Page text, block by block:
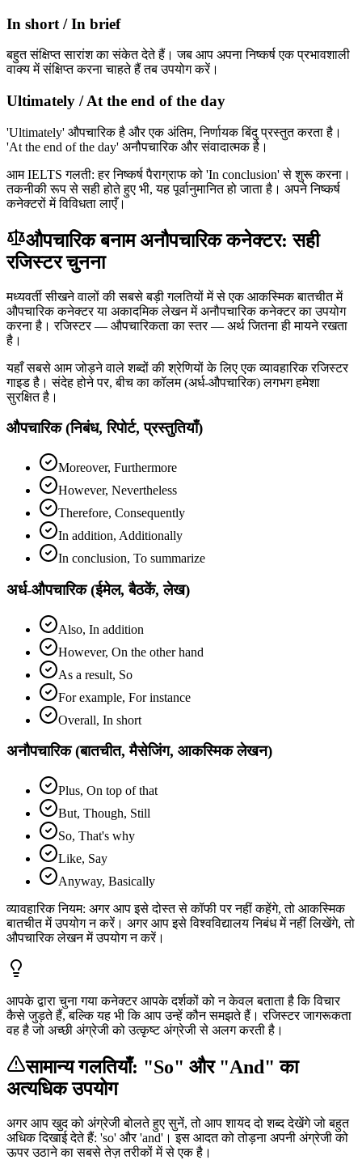
In short / In brief
बहुत संक्षिप्त सारांश का संकेत देते हैं। जब आप अपना निष्कर्ष एक प्रभावशाली
वाक्य में संक्षिप्त करना चाहते हैं तब उपयोग करें।
Ultimately / At the end of the day
'Ultimately' औपचारिक है और एक अंतिम, निर्णायक बिंदु प्रस्तुत करता है।
'At the end of the day' अनौपचारिक और संवादात्मक है।
आम IELTS गलती: हर निष्कर्ष पैराग्राफ को 'In conclusion' से शुरू करना।
तकनीकी रूप से सही होते हुए भी, यह पूर्वानुमानित हो जाता है। अपने निष्कर्ष
कनेक्टरों में विविधता लाएँ।
औपचारिक बनाम अनौपचारिक कनेक्टर: सही
रजिस्टर चुनना
मध्यवर्ती सीखने वालों की सबसे बड़ी गलतियों में से एक आकस्मिक बातचीत में
औपचारिक कनेक्टर या अकादमिक लेखन में अनौपचारिक कनेक्टर का उपयोग
करना है। रजिस्टर — औपचारिकता का स्तर — अर्थ जितना ही मायने रखता
है।
यहाँ सबसे आम जोड़ने वाले शब्दों की श्रेणियों के लिए एक व्यावहारिक रजिस्टर
गाइड है। संदेह होने पर, बीच का कॉलम (अर्ध-औपचारिक) लगभग हमेशा
सुरक्षित है।
औपचारिक (निबंध, रिपोर्ट, प्रस्तुतियाँ)
Moreover, Furthermore
However, Nevertheless
Therefore, Consequently
In addition, Additionally
In conclusion, To summarize
अर्ध-औपचारिक (ईमेल, बैठकें, लेख)
Also, In addition
However, On the other hand
As a result, So
For example, For instance
Overall, In short
अनौपचारिक (बातचीत, मैसेजिंग, आकस्मिक लेखन)
Plus, On top of that
But, Though, Still
So, That's why
Like, Say
Anyway, Basically
व्यावहारिक नियम: अगर आप इसे दोस्त से कॉफी पर नहीं कहेंगे, तो आकस्मिक
बातचीत में उपयोग न करें। अगर आप इसे विश्वविद्यालय निबंध में नहीं लिखेंगे, तो
औपचारिक लेखन में उपयोग न करें।
आपके द्वारा चुना गया कनेक्टर आपके दर्शकों को न केवल बताता है कि विचार
कैसे जुड़ते हैं, बल्कि यह भी कि आप उन्हें कौन समझते हैं। रजिस्टर जागरूकता
वह है जो अच्छी अंग्रेजी को उत्कृष्ट अंग्रेजी से अलग करती है।
सामान्य गलतियाँ: "So" और "And" का
अत्यधिक उपयोग
अगर आप खुद को अंग्रेजी बोलते हुए सुनें, तो आप शायद दो शब्द देखेंगे जो बहुत
अधिक दिखाई देते हैं: 'so' और 'and'। इस आदत को तोड़ना अपनी अंग्रेजी को
ऊपर उठाने का सबसे तेज़ तरीकों में से एक है।